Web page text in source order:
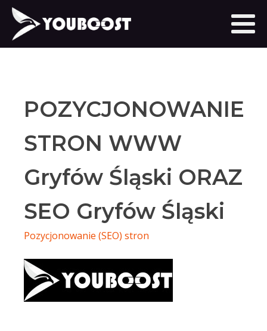
POZYCJONOWANIE
STRON WWW
Gryfów Śląski ORAZ
SEO Gryfów Śląski
Pozycjonowanie (SEO) stron